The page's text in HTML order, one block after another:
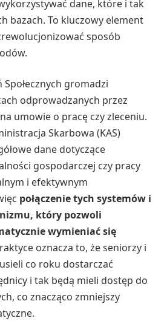
dane, które i tak
bazach. To kluczowy element
sposób
Społecznych gromadzi
odprowadzanych przez
umowie o pracę czy zleceniu.
Skarbowa (KAS)
dane dotyczące
gospodarczej czy pracy
i efektywnym
połączenie tych systemów i
który pozwoli
wymieniać się
oznacza to, że seniorzy i
co roku dostarczać
i tak będą mieli dostęp do
co znacząco zmniejszy